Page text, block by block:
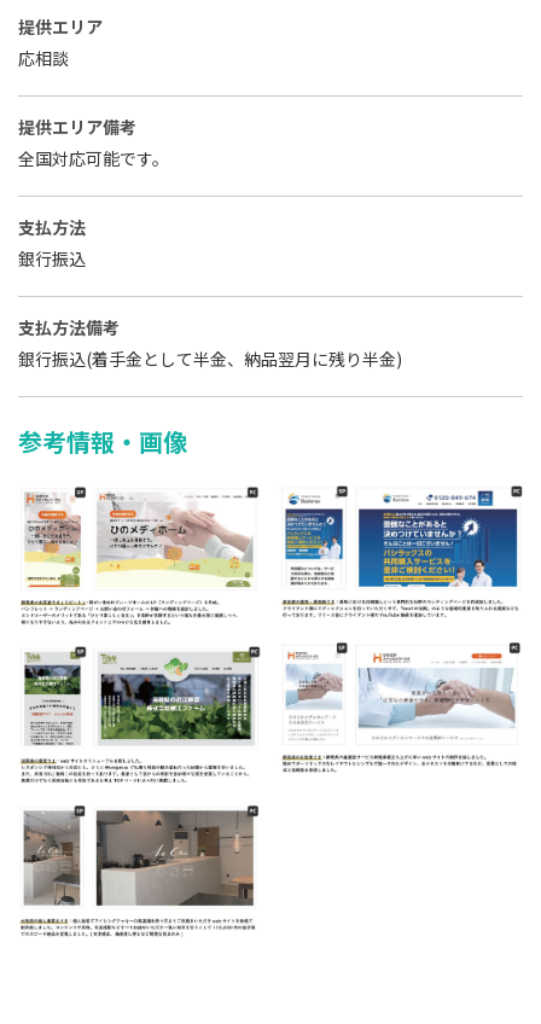
提供エリア
応相談
提供エリア備考
全国対応可能です。
支払方法
銀行振込
支払方法備考
銀行振込(着手金として半金、納品翌月に残り半金)
参考情報・画像